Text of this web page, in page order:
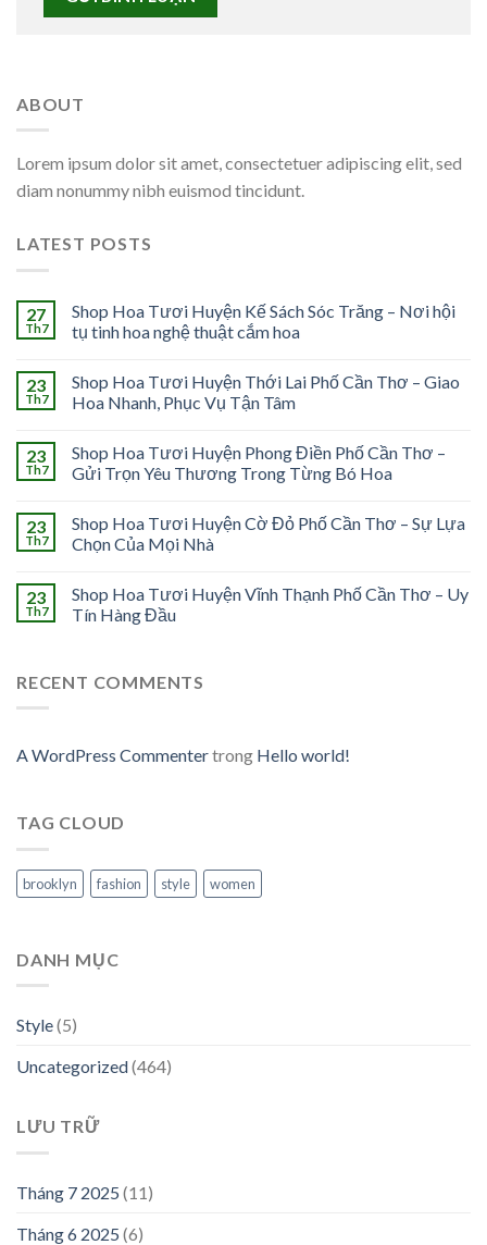
ABOUT
Lorem ipsum dolor sit amet, consectetuer adipiscing elit, sed
diam nonummy nibh euismod tincidunt.
LATEST POSTS
27
Th7
Shop Hoa Tươi Huyện Kế Sách Sóc Trăng – Nơi hội
tụ tinh hoa nghệ thuật cắm hoa
23
Th7
Shop Hoa Tươi Huyện Thới Lai Phố Cần Thơ – Giao
Hoa Nhanh, Phục Vụ Tận Tâm
23
Th7
Shop Hoa Tươi Huyện Phong Điền Phố Cần Thơ –
Gửi Trọn Yêu Thương Trong Từng Bó Hoa
23
Th7
Shop Hoa Tươi Huyện Cờ Đỏ Phố Cần Thơ – Sự Lựa
Chọn Của Mọi Nhà
23
Th7
Shop Hoa Tươi Huyện Vĩnh Thạnh Phố Cần Thơ – Uy
Tín Hàng Đầu
RECENT COMMENTS
A WordPress Commentertrong Hello world!
TAG CLOUD
brooklyn fashion style women
DANH MỤC
Style(5)
Uncategorized(464)
LƯU TRỮ
Tháng 7 2025 (11)
Tháng 6 2025 (6)